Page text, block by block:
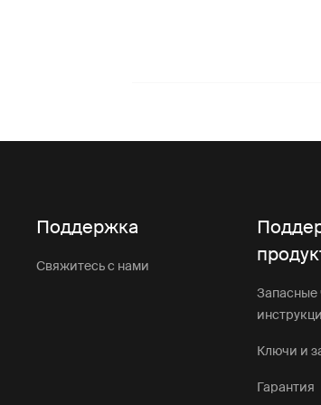
Поддержка
Свяжитесь с нами
Запасные
Ключи и
Гарантия